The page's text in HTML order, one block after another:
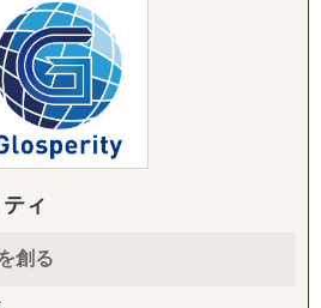
実施しております。なぜその情報
ントのご相談背景まですり合わせ
ることが強みとなっています。
ては、対象企業の強みや弱みを把
、マーケットシェアや競合企業の
企業がなぜ成功・失敗したのか」
。
分析から、具体的な戦略と実行可
おります。貴社の「適切な経営判
つ包括的な支援を心がけていま
ィ
創る